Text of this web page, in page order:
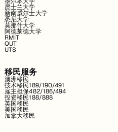
昆士兰大学
新南威尔士大学
悉尼大学
莫那什大学
阿德莱德大学
RMIT
QUT
UTS
移民服务
澳洲移民
技术移民189/190/491
雇主担保482/186/494
投资移民188/888
英国移民
美国移民
加拿大移民